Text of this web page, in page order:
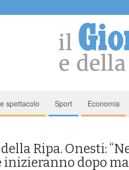
spettacolo Sport Economia
Ripa. Onesti:
dopo